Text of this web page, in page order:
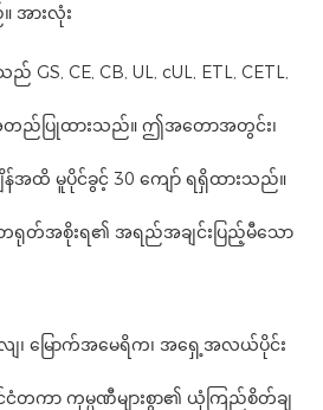
အားလုံး
CE, CB, UL, cUL, ETL, CETL,
အတည်ပြုထားသည်။ ဤအတောအတွင်း၊
အထိ မူပိုင်ခွင့် 30 ကျော် ရရှိထားသည်။
တရုတ်အစိုးရ၏ အရည်အချင်းပြည့်မီသော
လျ၊ မြောက်အမေရိက၊ အရှေ့အလယ်ပိုင်း
တကာ ကုမ္ပဏီများစွာ၏ ယုံကြည်စိတ်ချ